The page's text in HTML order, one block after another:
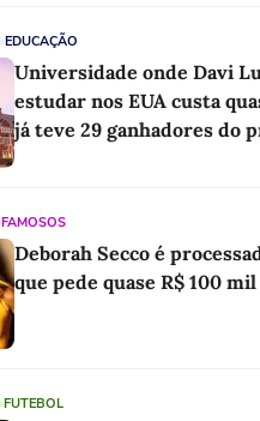
EDUCAÇÃO
Universidade onde Davi
estudar nos EUA custa
já teve 29 ganhadores do
FAMOSOS
Deborah Secco é
que pede quase R$ 100
FUTEBOL